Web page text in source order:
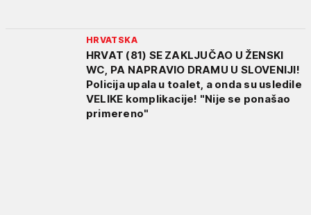
HRVATSKA
HRVAT (81) SE ZAKLJUČAO U ŽENSKI
WC, PA NAPRAVIO DRAMU U SLOVENIJI!
Policija upala u toalet, a onda su usledile
VELIKE komplikacije! "Nije se ponašao
primereno"